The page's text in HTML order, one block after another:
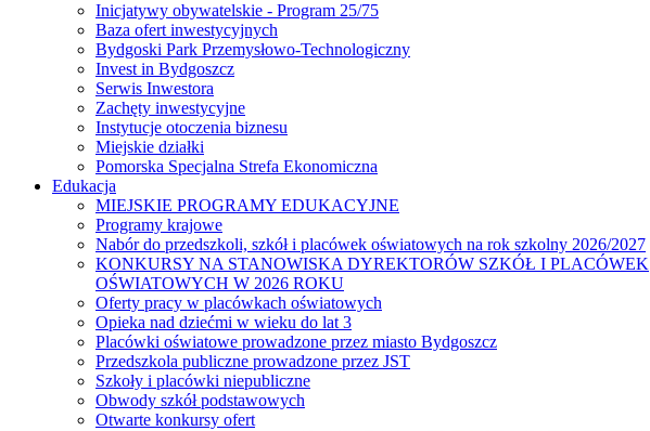
Inicjatywy obywatelskie - Program 25/75
Baza ofert inwestycyjnych
Bydgoski Park Przemysłowo-Technologiczny
Invest in Bydgoszcz
Serwis Inwestora
Zachęty inwestycyjne
Instytucje otoczenia biznesu
Miejskie działki
Pomorska Specjalna Strefa Ekonomiczna
Edukacja
MIEJSKIE PROGRAMY EDUKACYJNE
Programy krajowe
Nabór do przedszkoli, szkół i placówek oświatowych na rok szkolny 2026/2027
KONKURSY NA STANOWISKA DYREKTORÓW SZKÓŁ I PLACÓWEK
OŚWIATOWYCH W 2026 ROKU
Oferty pracy w placówkach oświatowych
Opieka nad dziećmi w wieku do lat 3
Placówki oświatowe prowadzone przez miasto Bydgoszcz
Przedszkola publiczne prowadzone przez JST
Szkoły i placówki niepubliczne
Obwody szkół podstawowych
Otwarte konkursy ofert